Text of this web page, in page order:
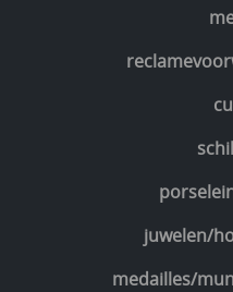
juwelen/
medailles/